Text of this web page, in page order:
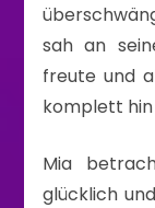
sah an
freute und
komplett hin
Mia
glücklich